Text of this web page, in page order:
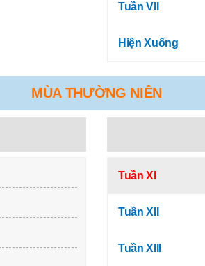
Tuần VII
Hiện Xuống
MÙA THƯỜNG NIÊN
Tuần XI
Tuần XII
Tuần XIII